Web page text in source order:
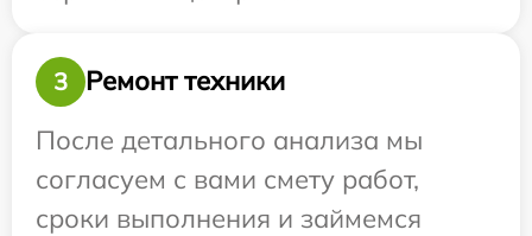
3
Ремонт техники
После детального анализа мы
согласуем с вами смету работ,
сроки выполнения и займемся